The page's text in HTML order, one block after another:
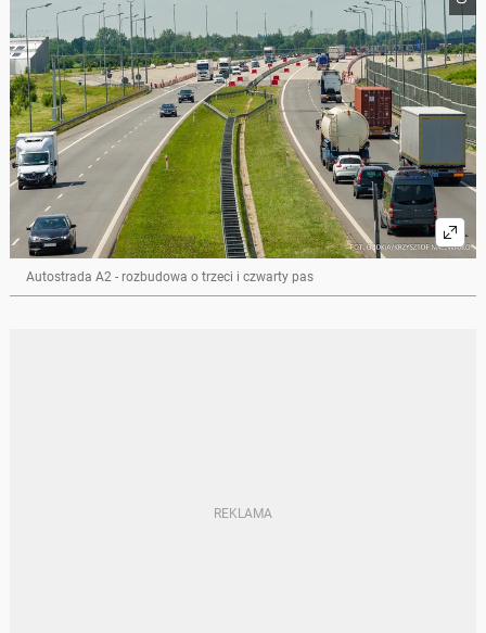
Autostrada A2 - rozbudowa o trzeci i czwarty pas